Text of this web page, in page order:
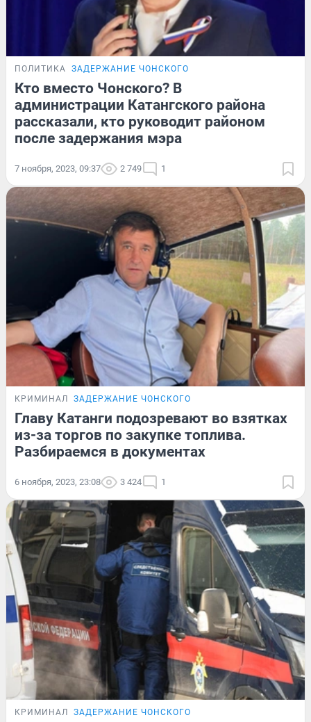
ПОЛИТИКА ЗАДЕРЖАНИЕ ЧОНСКОГО
Кто вместо Чонского? В
администрации Катангского района
рассказали, кто руководит районом
после задержания мэра
7 ноября, 2023, 09:37 2 749 1
КРИМИНАЛ ЗАДЕРЖАНИЕ ЧОНСКОГО
Главу Катанги подозревают во взятках
из-за торгов по закупке топлива.
Разбираемся в документах
6 ноября, 2023, 23:08 3 424 1
КРИМИНАЛ ЗАДЕРЖАНИЕ ЧОНСКОГО